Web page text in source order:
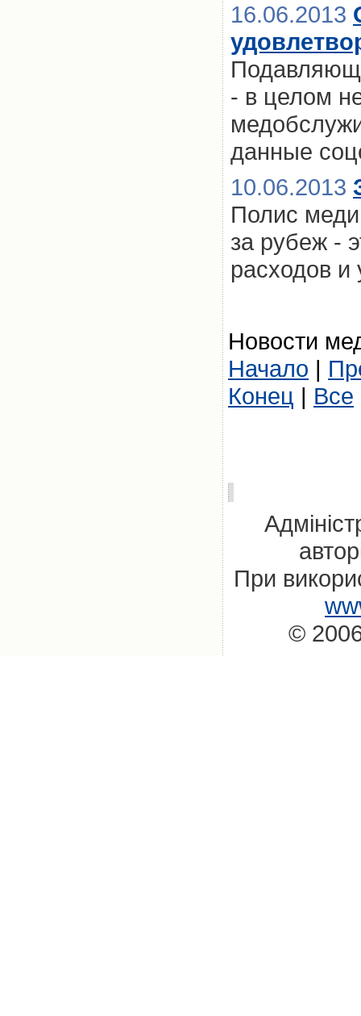
16.06.2013
- в целом
данные
10.06.2013
Полис
за рубеж -
расходов и
Новости
Начало |
Конец | Все
При
©